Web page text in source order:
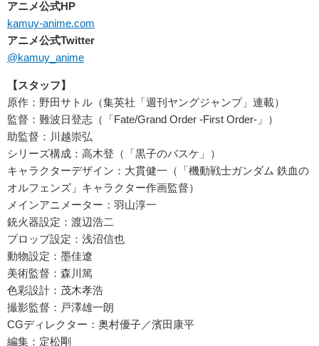
アニメ公式HP
kamuy-anime.com
アニメ公式Twitter
@kamuy_anime
【スタッフ】
原作：野田サトル（集英社「週刊ヤングジャンプ」連載）
監督：難波日登志（「Fate/Grand Order -First Order-」）
助監督：川越崇弘
シリーズ構成：高木登（「黒子のバスケ」）
キャラクターデザイン：大貫健一（「機動戦士ガンダム 鉄血の
オルフェンズ」キャラクター作画監督）
メインアニメーター：羽山淳一
銃火器設定：渡辺浩二
プロップ設定：浅沼信也
動物設定：墨佳遼
美術監督：森川篤
色彩設計：茂木孝浩
撮影監督：戸澤雄一朗
CGディレクター：奥村優子／濱田康平
編集：定松剛